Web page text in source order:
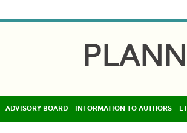
ADVISORY BOARD INFORMATION TO AUTHORS